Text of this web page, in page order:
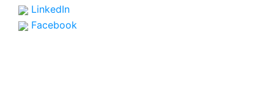
LinkedIn
Facebook